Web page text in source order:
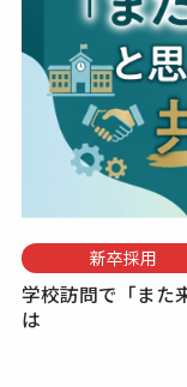
新卒採用
学校訪問で「また
は